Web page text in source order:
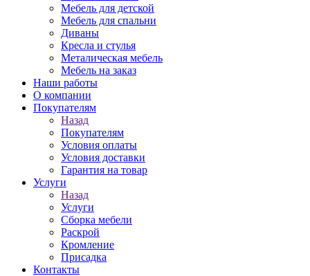
Мебель для детской
Мебель для спальни
Диваны
Кресла и стулья
Металическая мебель
Мебель на заказ
Наши работы
О компании
Покупателям
Назад
Покупателям
Условия оплаты
Условия доставки
Гарантия на товар
Услуги
Назад
Услуги
Сборка мебели
Раскрой
Кромление
Присадка
Контакты